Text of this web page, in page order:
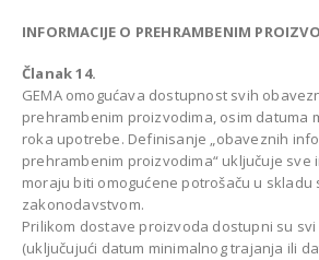
INFORMACIJE O PREHRAMBENIM
Članak 14.
GEMA omogućava dostupnost svih
prehrambenim proizvodima, osim datuma
roka upotrebe. Definisanje „obaveznih
prehrambenim proizvodima“ uključuje sve
moraju biti omogućene potrošaču u skladu
zakonodavstvom.
Prilikom dostave proizvoda dostupni su
(uključujući datum minimalnog trajanja ili